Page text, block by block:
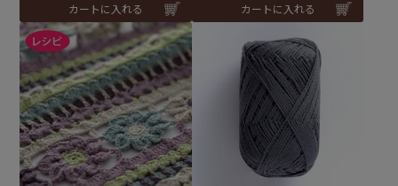
カートに入れる カートに入れる